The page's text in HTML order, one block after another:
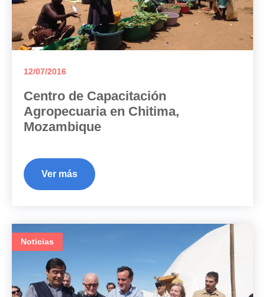
12/07/2016
Centro de Capacitación
Agropecuaria en Chitima,
Mozambique
Ver más
Noticias